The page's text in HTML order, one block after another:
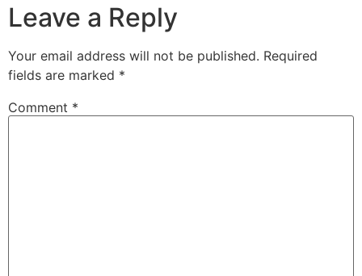
Leave a Reply
Your email address will not be published. Required
fields are marked *
Comment *